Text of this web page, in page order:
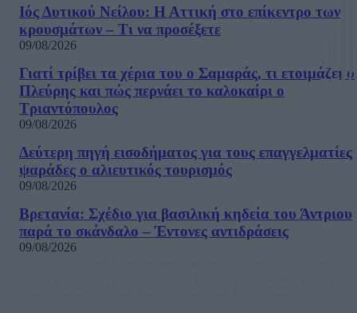
Ιός Δυτικού Νείλου: Η Αττική στο επίκεντρο των
κρουσμάτων – Τι να προσέξετε
09/08/2026
Γιατί τρίβει τα χέρια του ο Σαμαράς, τι ετοιμάζει ο
Πλεύρης και πώς περνάει το καλοκαίρι ο
Τριαντόπουλος
09/08/2026
Δεύτερη πηγή εισοδήματος για τους επαγγελματίες
ψαράδες ο αλιευτικός τουρισμός
09/08/2026
Βρετανία: Σχέδιο για βασιλική κηδεία του Άντριου
παρά το σκάνδαλο – Έντονες αντιδράσεις
09/08/2026